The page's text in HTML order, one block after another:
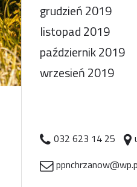
grudzień 2019
listopad 2019
październik 2019
wrzesień 2019
032 623 14 25